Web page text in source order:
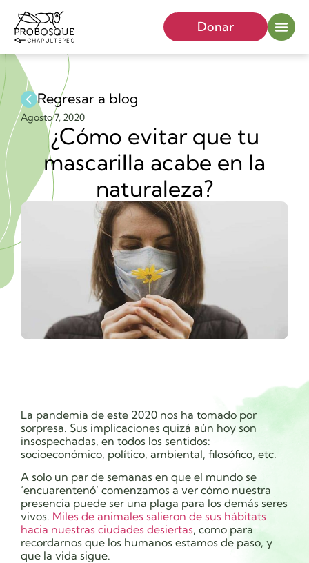
Donar
Regresar a blog
Agosto 7, 2020
¿Cómo evitar que tu
mascarilla acabe en la
naturaleza?
La pandemia de este 2020 nos ha tomado por
sorpresa. Sus implicaciones quizá aún hoy son
insospechadas, en todos los sentidos:
socioeconómico, político, ambiental, filosófico, etc.
A solo un par de semanas en que el mundo se
‘encuarentenó’ comenzamos a ver cómo nuestra
presencia puede ser una plaga para los demás seres
vivos. Miles de animales salieron de sus hábitats
hacia nuestras ciudades desiertas, como para
recordarnos que los humanos estamos de paso, y
que la vida sigue.